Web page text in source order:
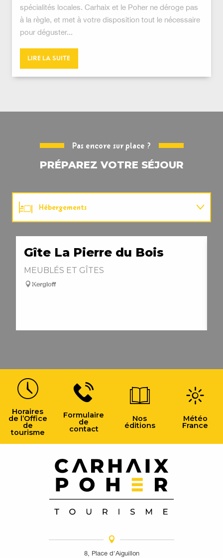
spécialités locales. Carhaix et le Poher ne déroge pas
à la règle, et met à votre disposition tout le nécessaire
pour déguster...
LIRE LA SUITE
Pas encore sur place ?
PRÉPAREZ VOTRE SÉJOUR
Hébergements
Patrimoine
Loisirs
Gîte La Pierre du Bois
MEUBLÉS ET GÎTES
Kergloff
Horaires
de l’Office
de
tourisme
Formulaire
de
contact
Nos
éditions
Météo
France
8, Place d'Aiguillon